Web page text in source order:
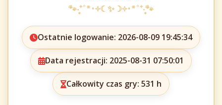
Ostatnie logowanie: 2026-08-09 19:45:34
Data rejestracji: 2025-08-31 07:50:01
Całkowity czas gry: 531 h